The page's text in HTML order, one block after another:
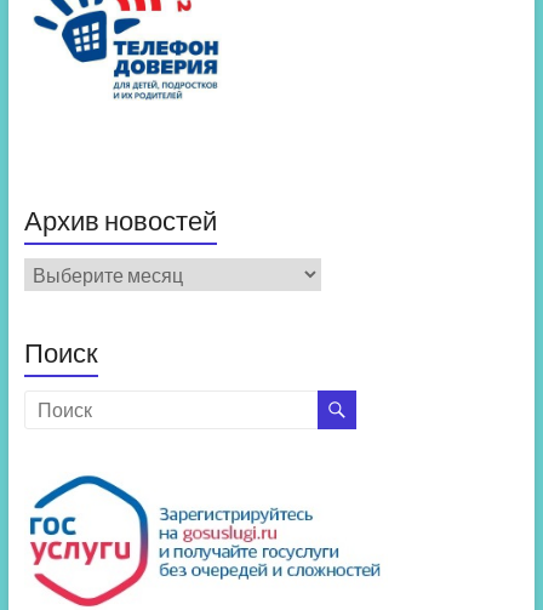
Архив новостей
Архив
новостей
Поиск